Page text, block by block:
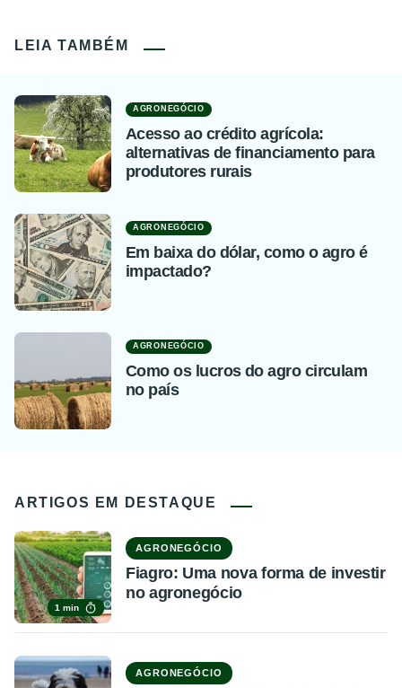
LEIA TAMBÉM
AGRONEGÓCIO
Acesso ao crédito agrícola:
alternativas de financiamento para
produtores rurais
AGRONEGÓCIO
Em baixa do dólar, como o agro é
impactado?
AGRONEGÓCIO
Como os lucros do agro circulam
no país
ARTIGOS EM DESTAQUE
1 min
AGRONEGÓCIO
Fiagro: Uma nova forma de investir
no agronegócio
AGRONEGÓCIO